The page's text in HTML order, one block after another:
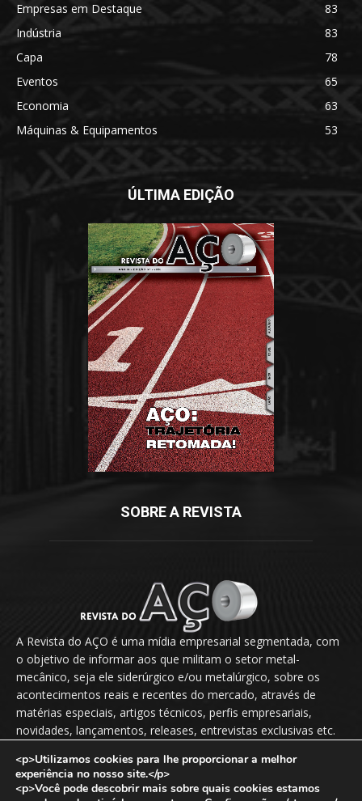
Empresas em Destaque
83
Indústria
83
Capa
78
Eventos
65
Economia
63
Máquinas & Equipamentos
53
ÚLTIMA EDIÇÃO
SOBRE A REVISTA
A Revista do AÇO é uma mídia empresarial segmentada, com
o objetivo de informar aos que militam o setor metal-
mecânico, seja ele siderúrgico e/ou metalúrgico, sobre os
acontecimentos reais e recentes do mercado, através de
matérias especiais, artigos técnicos, perfis empresariais,
novidades, lançamentos, releases, entrevistas exclusivas etc.
Fale Conosco: vendas@revistadoaco.com.br
<p>Utilizamos cookies para lhe proporcionar a melhor
experiência no nosso site.</p>
<p>Você pode descobrir mais sobre quais cookies estamos